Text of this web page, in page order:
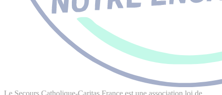
Le Secours Catholique-Caritas France est une association loi de